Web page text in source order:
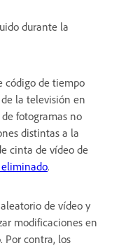
durante la
código de tiempo
la televisión en
fotogramas no
distintas a la
cinta de vídeo de
.
de vídeo y
modificaciones en
Por contra, los